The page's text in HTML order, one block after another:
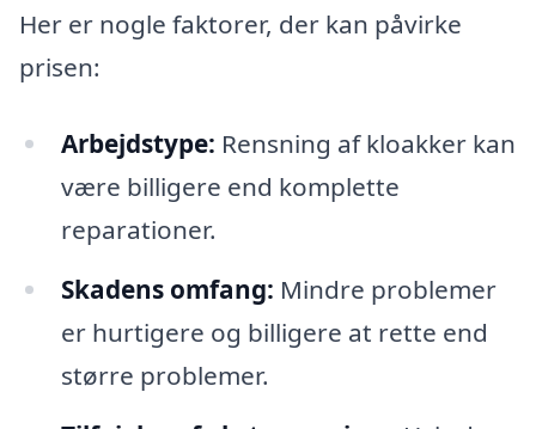
Her er nogle faktorer, der kan påvirke
prisen:
Arbejdstype: Rensning af kloakker kan
være billigere end komplette
reparationer.
Skadens omfang: Mindre problemer
er hurtigere og billigere at rette end
større problemer.